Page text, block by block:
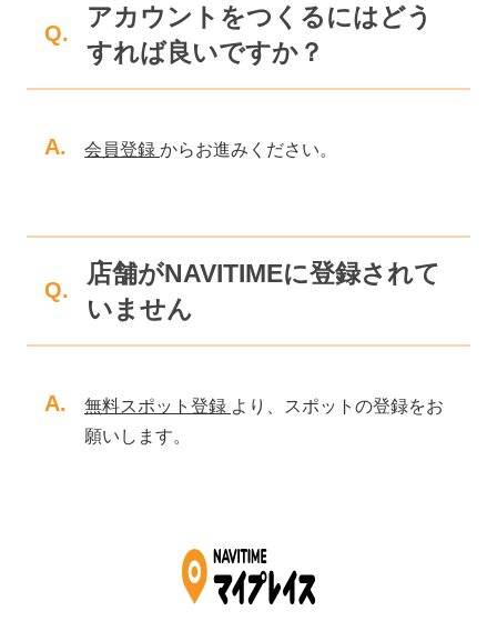
Q.
アカウントをつくるにはどう
すれば良いですか？
A. 会員登録 からお進みください。
Q.
店舗がNAVITIMEに登録されて
いません
A. 無料スポット登録 より、スポットの登録をお
願いします。